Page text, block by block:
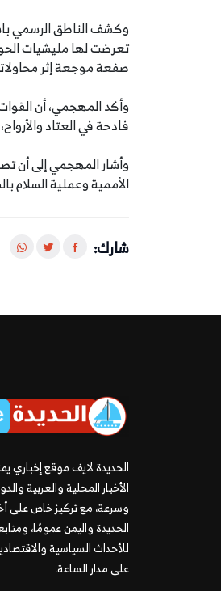
وكشف الناطق الرسمي
تعرضت لها مليشيات
صفعة موجعة إثر محاولاتها
وأكد المهجمي، أن
فادحة في العتاد والأرواح، أكثر من 40
وأشار المهجمي إلى أن
الأممية وعملية السلام
شارك:
الحديدة لايف موقع إخباري
الأخبار المحلية والعربية
وسرعة، مع تركيز خاص على
الحديدة واليمن عمومًا،
للأحداث السياسية
على مدار الساعة.